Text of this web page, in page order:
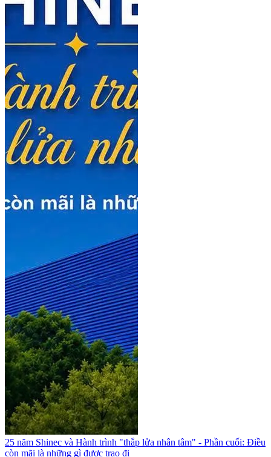
25 năm Shinec và Hành trình "thắp lửa nhân tâm" - Phần cuối: Điều
còn mãi là những gì được trao đi